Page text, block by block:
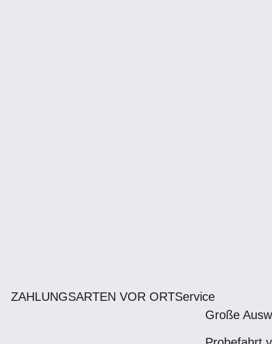
ZAHLUNGSARTEN VOR ORTService
Große